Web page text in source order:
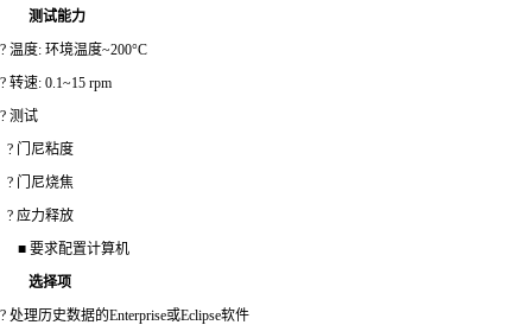
测试能力
? 温度: 环境温度~200°C
? 转速: 0.1~15 rpm
? 测试
? 门尼粘度
? 门尼烧焦
? 应力释放
■ 要求配置计算机
选择项
? 处理历史数据的Enterprise或Eclipse软件